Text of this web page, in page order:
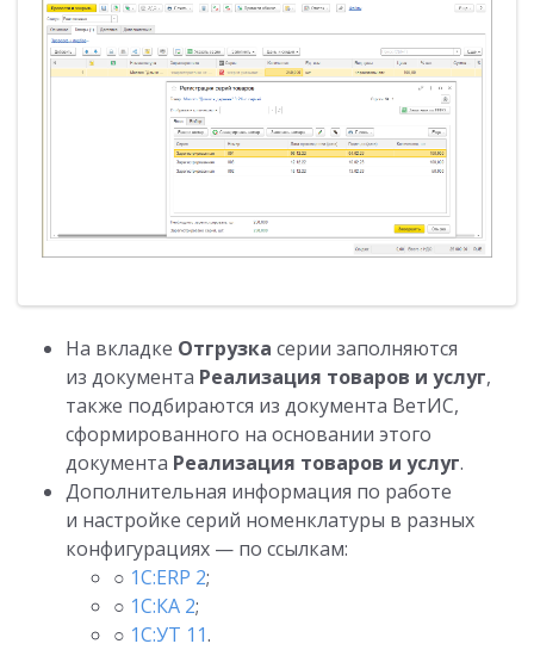
На вкладке Отгрузка серии заполняются
из документа Реализация товаров и услуг,
также подбираются из документа ВетИС,
сформированного на основании этого
документа Реализация товаров и услуг.
Дополнительная информация по работе
и настройке серий номенклатуры в разных
конфигурациях — по ссылкам:
○ 1С:ERP 2;
○ 1С:КА 2;
○ 1С:УТ 11.